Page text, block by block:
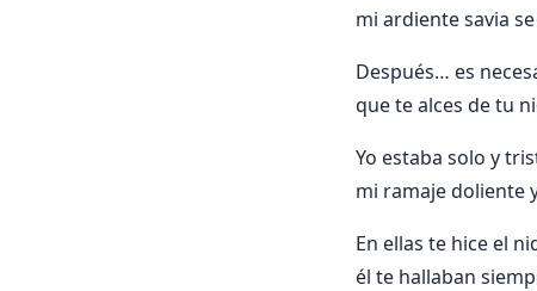
mi ardiente savia
Después… es
que te alces de tu
Yo estaba solo y
mi ramaje doliente
En ellas te hice el
él te hallaban